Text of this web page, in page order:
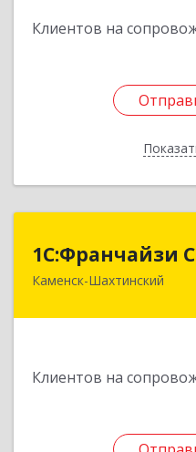
Клиентов на
1С:Франчайзи
Каменск-Шахтинский
Клиентов на
347800, Ростовская